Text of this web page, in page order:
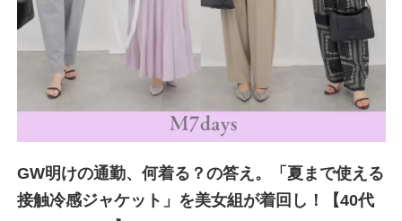
GW明けの通勤、何着る？の答え。「夏まで使える
接触冷感ジャケット」を美女組が着回し！【40代